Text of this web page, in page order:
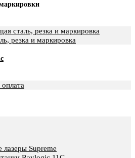
сталь, резка и маркировка
резка и маркировка
Supreme